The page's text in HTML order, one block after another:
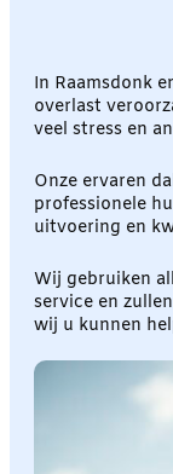
In Raamsdonk
overlast
veel stress en
Onze ervaren
professionele
uitvoering en
Wij gebruiken
service en
wij u kunnen